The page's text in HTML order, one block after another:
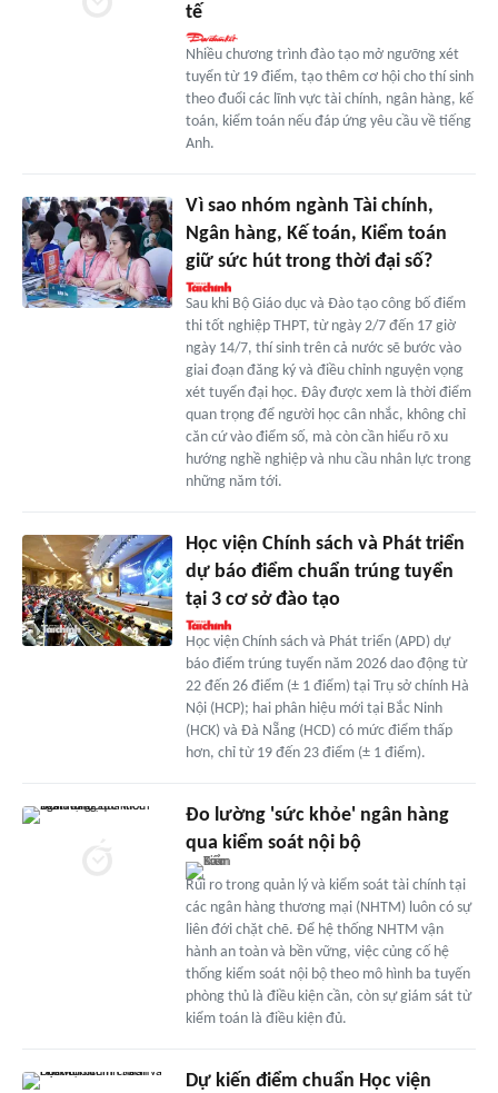
tế
Nhiều chương trình đào tạo mở ngưỡng xét
tuyển từ 19 điểm, tạo thêm cơ hội cho thí sinh
theo đuổi các lĩnh vực tài chính, ngân hàng, kế
toán, kiểm toán nếu đáp ứng yêu cầu về tiếng
Anh.
Vì sao nhóm ngành Tài chính,
Ngân hàng, Kế toán, Kiểm toán
giữ sức hút trong thời đại số?
Sau khi Bộ Giáo dục và Đào tạo công bố điểm
thi tốt nghiệp THPT, từ ngày 2/7 đến 17 giờ
ngày 14/7, thí sinh trên cả nước sẽ bước vào
giai đoạn đăng ký và điều chỉnh nguyện vọng
xét tuyển đại học. Đây được xem là thời điểm
quan trọng để người học cân nhắc, không chỉ
căn cứ vào điểm số, mà còn cần hiểu rõ xu
hướng nghề nghiệp và nhu cầu nhân lực trong
những năm tới.
Học viện Chính sách và Phát triển
dự báo điểm chuẩn trúng tuyển
tại 3 cơ sở đào tạo
Học viện Chính sách và Phát triển (APD) dự
báo điểm trúng tuyển năm 2026 dao động từ
22 đến 26 điểm (± 1 điểm) tại Trụ sở chính Hà
Nội (HCP); hai phân hiệu mới tại Bắc Ninh
(HCK) và Đà Nẵng (HCD) có mức điểm thấp
hơn, chỉ từ 19 đến 23 điểm (± 1 điểm).
Đo lường 'sức khỏe' ngân hàng
qua kiểm soát nội bộ
Rủi ro trong quản lý và kiểm soát tài chính tại
các ngân hàng thương mại (NHTM) luôn có sự
liên đới chặt chẽ. Để hệ thống NHTM vận
hành an toàn và bền vững, việc củng cố hệ
thống kiểm soát nội bộ theo mô hình ba tuyến
phòng thủ là điều kiện cần, còn sự giám sát từ
kiểm toán là điều kiện đủ.
Dự kiến điểm chuẩn Học viện